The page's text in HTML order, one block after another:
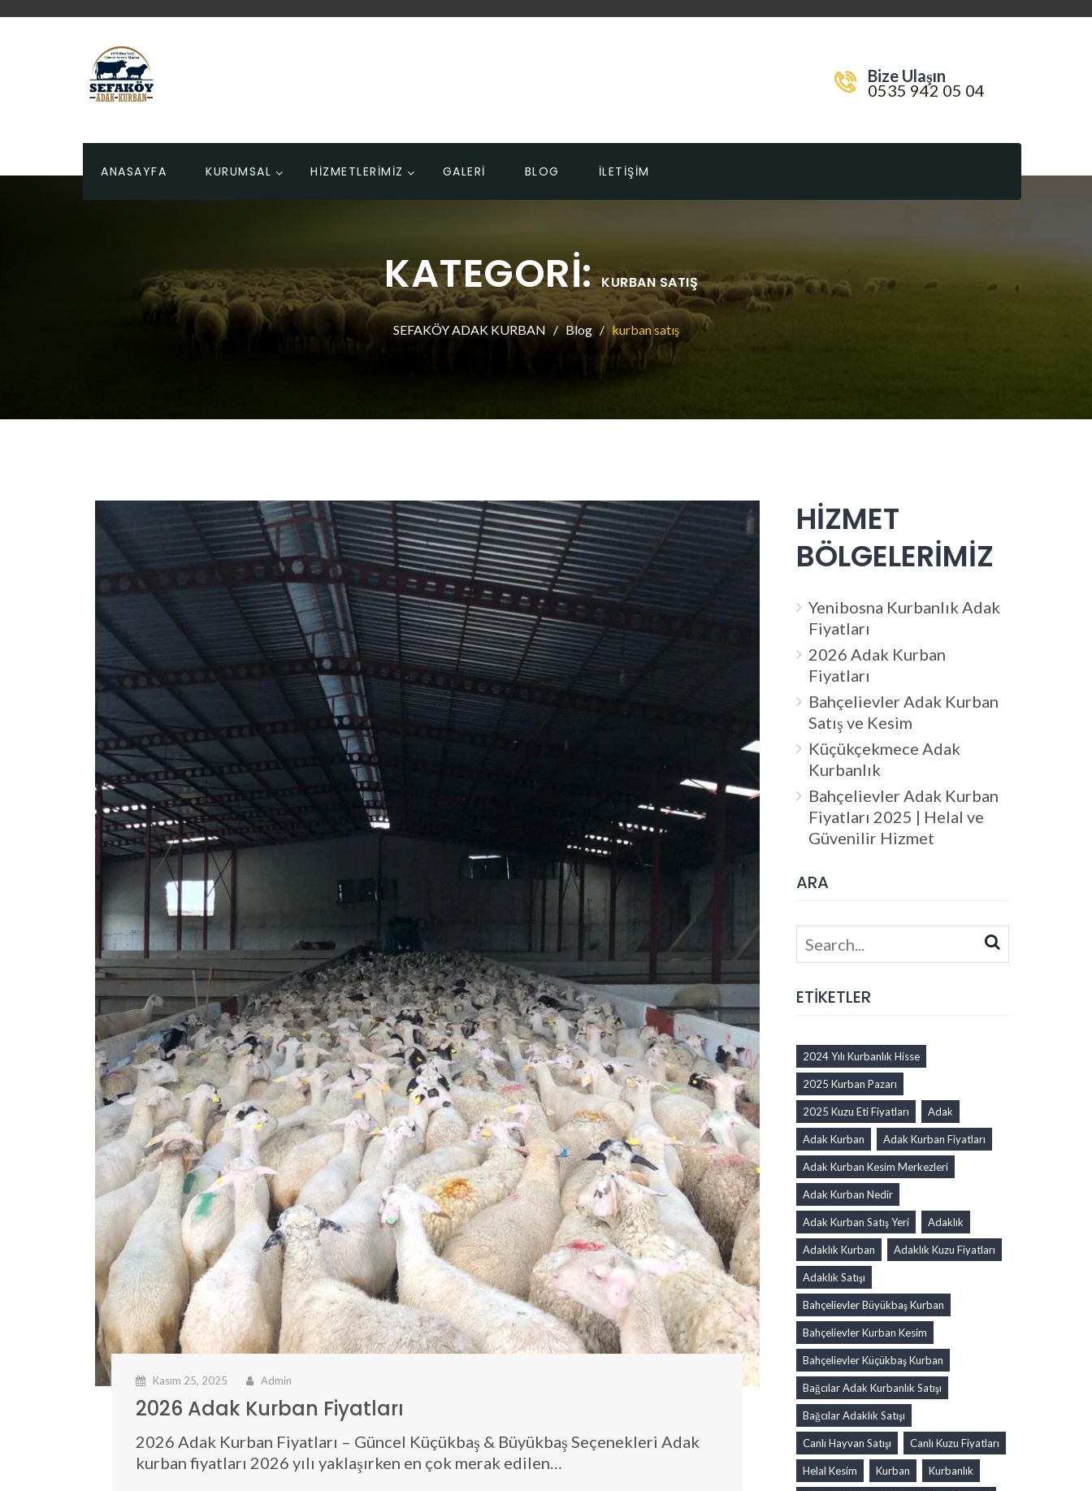
Bize Ulaşın
0535 942 05 04
ANASAYFA KURUMSAL HİZMETLERİMİZ GALERİ BLOG İLETİŞİM
KATEGORI:KURBAN SATIŞ
SEFAKÖY ADAK KURBAN Blog kurban satış
Kasım 25, 2025 Admin
2026 Adak Kurban Fiyatları
2026 Adak Kurban Fiyatları – Güncel Küçükbaş & Büyükbaş Seçenekleri Adak
kurban fiyatları 2026 yılı yaklaşırken en çok merak edilen…
HİZMET
BÖLGELERİMİZ
Yenibosna Kurbanlık Adak
Fiyatları
2026 Adak Kurban
Fiyatları
Bahçelievler Adak Kurban
Satış ve Kesim
Küçükçekmece Adak
Kurbanlık
Bahçelievler Adak Kurban
Fiyatları 2025 | Helal ve
Güvenilir Hizmet
ARA
Search
for:
ETİKETLER
2024 Yılı Kurbanlık Hisse
2025 Kurban Pazarı
2025 Kuzu Eti Fiyatları Adak
Adak Kurban Adak Kurban Fiyatları
Adak Kurban Kesim Merkezleri
Adak Kurban Nedir
Adak Kurban Satış Yeri Adaklık
Adaklık Kurban Adaklık Kuzu Fiyatları
Adaklık Satışı
Bahçelievler Büyükbaş Kurban
Bahçelievler Kurban Kesim
Bahçelievler Küçükbaş Kurban
Bağcılar Adak Kurbanlık Satışı
Bağcılar Adaklık Satışı
Canlı Hayvan Satışı Canlı Kuzu Fiyatları
Helal Kesim Kurban Kurbanlık